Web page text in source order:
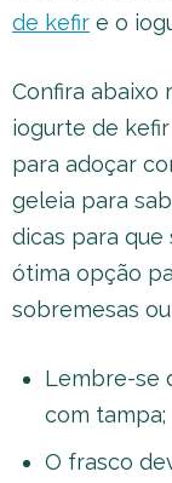
de kefir e o
Confira abaixo
iogurte de
para adoçar
geleia para
dicas para
ótima opção
sobremesas
Lembre-se
com tampa;
O frasco